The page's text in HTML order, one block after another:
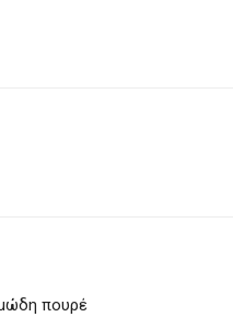
πουρέ